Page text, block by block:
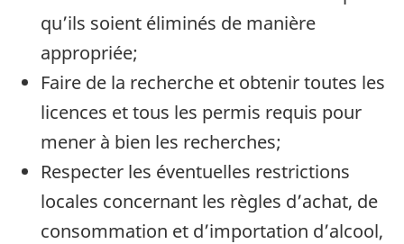
qu’ils soient éliminés de manière
appropriée;
Faire de la recherche et obtenir toutes les
licences et tous les permis requis pour
mener à bien les recherches;
Respecter les éventuelles restrictions
locales concernant les règles d’achat, de
consommation et d’importation d’alcool,